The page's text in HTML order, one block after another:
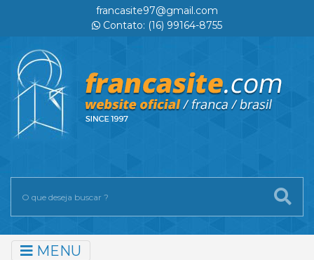
francasite97@gmail.com
Contato: (16) 99164-8755
MENU